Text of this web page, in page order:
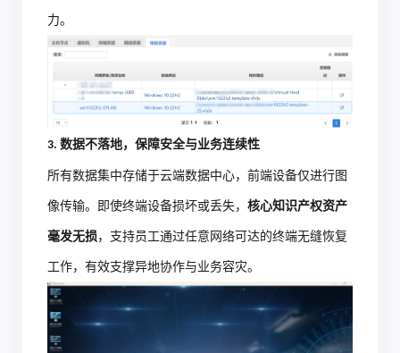
力。
3. 数据不落地，保障安全与业务连续性
所有数据集中存储于云端数据中心，前端设备仅进行图
像传输。即使终端设备损坏或丢失， 核心知识产权资产
毫发无损 ，支持员工通过任意网络可达的终端无缝恢复
工作，有效支撑异地协作与业务容灾。